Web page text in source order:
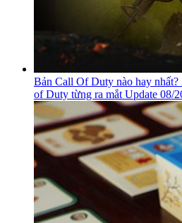
Bản Call Of Duty nào hay nhất?
of Duty từng ra mắt Update 08/